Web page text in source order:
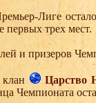
Лиге
первых трех мест.
и призеров
Царство
Чемпионата